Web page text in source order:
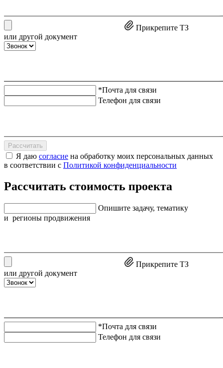
Прикрепите ТЗ
или другой документ
*Почта для связи
Телефон для связи
Рассчитать
Я даю согласие на обработку моих персональных данных
в соответствии с Политикой конфиденциальности
Рассчитать стоимость проекта
Опишите задачу, тематику
и регионы продвижения
Прикрепите ТЗ
или другой документ
*Почта для связи
Телефон для связи